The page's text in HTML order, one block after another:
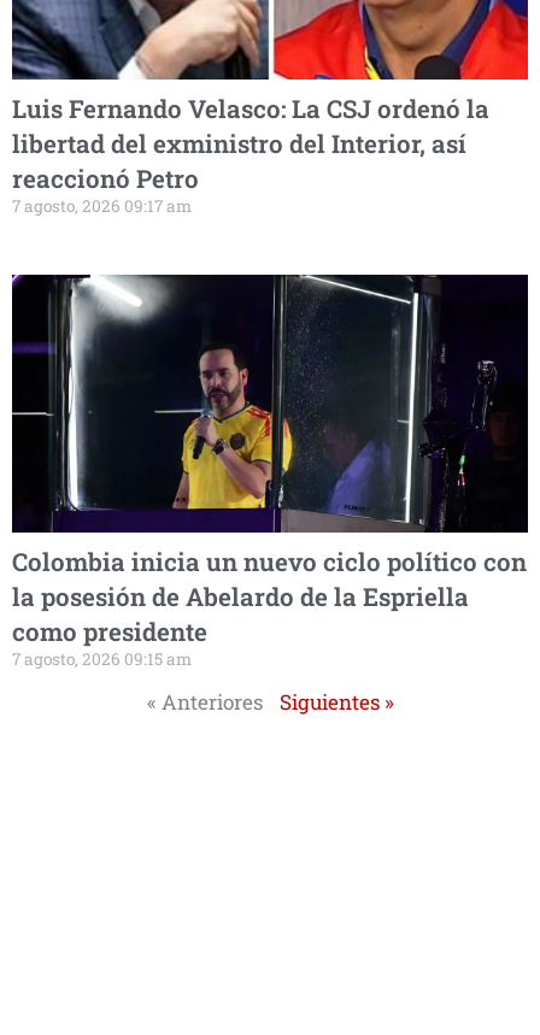
Luis Fernando Velasco: La CSJ ordenó la
libertad del exministro del Interior, así
reaccionó Petro
7 agosto, 2026 09:17 am
Colombia inicia un nuevo ciclo político con
la posesión de Abelardo de la Espriella
como presidente
7 agosto, 2026 09:15 am
« Anteriores Siguientes »